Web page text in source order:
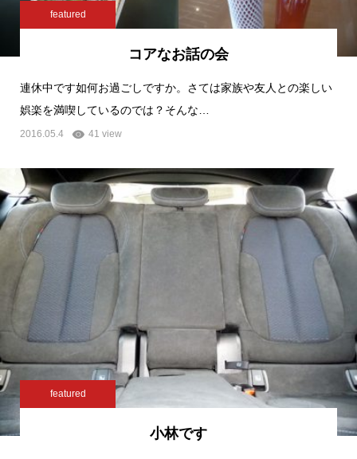
featured
コアなお話の会
連休中です如何お過ごしですか。さては家族や友人との楽しい
娯楽を満喫しているのでは？そんな…
2016.05.4 41 view
featured
小林です